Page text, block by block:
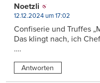
Noetzli
12.12.2024 um 17:02
Confiserie und Truffes
Das klingt nach, ich
….
Antworten